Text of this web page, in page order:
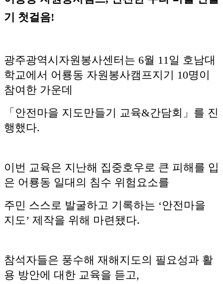
기 첫걸음!
광주광역시자원봉사센터는 6월 11일 호남대
학교에서 어룡동 자원봉사캠프지기 10명이
참여한 가운데
「안전마을 지도만들기 교육&간담회」를 진
행했다.
이번 교육은 지난해 집중호우로 큰 피해를 입
은 어룡동 일대의 침수 위험요소를
주민 스스로 발굴하고 기록하는 ‘안전마을
지도’ 제작을 위해 마련됐다.
참석자들은 풍수해 재해지도의 필요성과 활
용 방안에 대한 교육을 듣고,